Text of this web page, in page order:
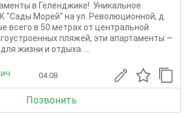
в Геленджике! ️ Уникальное
"Сады Морей" на ул. Революционной, д.
всего в 50 метрах от центральной
пляжей, эти апартаменты —
жизни и отдыха. ...
04.08
Позвонить